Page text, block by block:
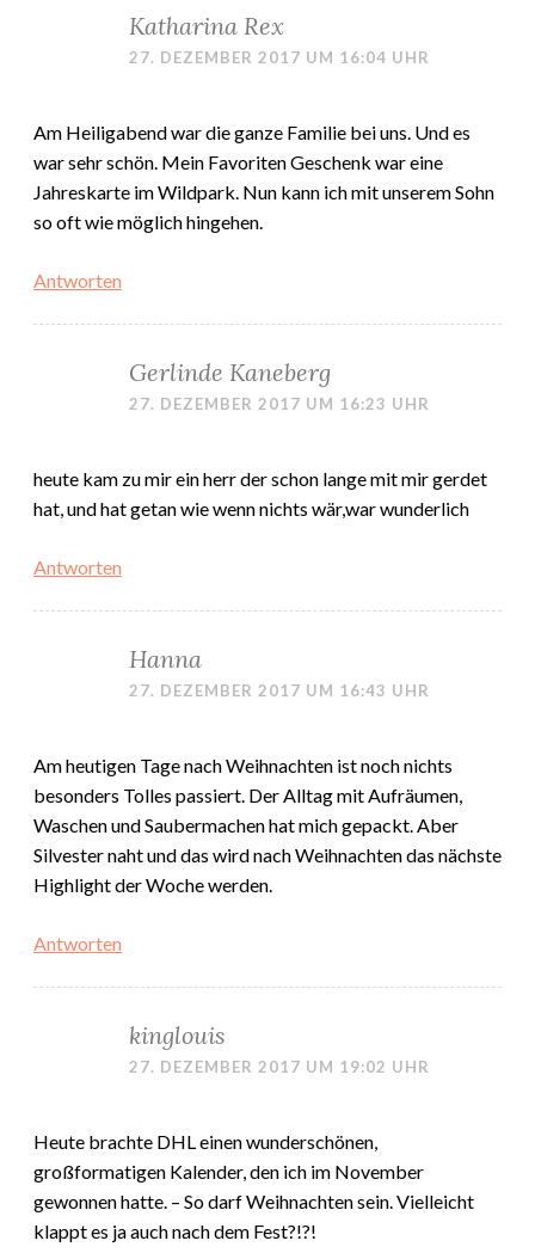
Katharina Rex
27. DEZEMBER 2017 UM 16:04 UHR
Am Heiligabend war die ganze Familie bei uns. Und es
war sehr schön. Mein Favoriten Geschenk war eine
Jahreskarte im Wildpark. Nun kann ich mit unserem Sohn
so oft wie möglich hingehen.
Antworten
Gerlinde Kaneberg
27. DEZEMBER 2017 UM 16:23 UHR
heute kam zu mir ein herr der schon lange mit mir gerdet
hat, und hat getan wie wenn nichts wär,war wunderlich
Antworten
Hanna
27. DEZEMBER 2017 UM 16:43 UHR
Am heutigen Tage nach Weihnachten ist noch nichts
besonders Tolles passiert. Der Alltag mit Aufräumen,
Waschen und Saubermachen hat mich gepackt. Aber
Silvester naht und das wird nach Weihnachten das nächste
Highlight der Woche werden.
Antworten
kinglouis
27. DEZEMBER 2017 UM 19:02 UHR
Heute brachte DHL einen wunderschönen,
großformatigen Kalender, den ich im November
gewonnen hatte. – So darf Weihnachten sein. Vielleicht
klappt es ja auch nach dem Fest?!?!